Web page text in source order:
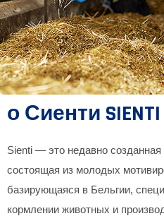
о Сиенти SIENTI
Sienti — это недавно
состоящая из молодых
базирующаяся в Бельгии,
кормлении животных и